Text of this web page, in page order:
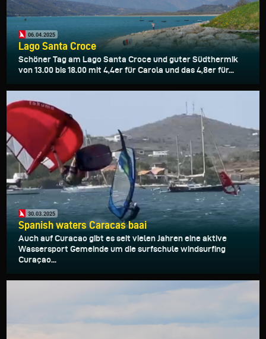
06.04.2025
Lago Santa Croce
Schöner Tag am Lago Santa Croce und guter Südthermik
von 13.00 bis 18.00 mit 4,4er für Carola und das 4,8er für...
30.03.2025
Spanish waters Caracas baai
Auch auf Curacao gibt es seit vielen Jahren eine aktive
Wassersport Gemeinde um die surfschule windsurfing
Curaçao...